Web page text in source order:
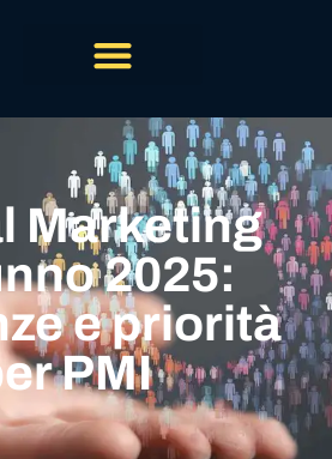
Marketing
2025:
e priorità
PMI